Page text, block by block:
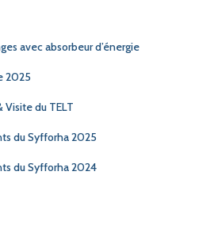
avec absorbeur d’énergie
2025
Visite du TELT
du Syfforha 2025
du Syfforha 2024